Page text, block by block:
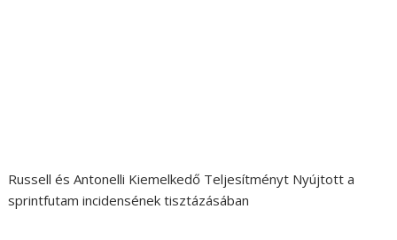
Russell és Antonelli Kiemelkedő Teljesítményt Nyújtott a
sprintfutam incidensének tisztázásában